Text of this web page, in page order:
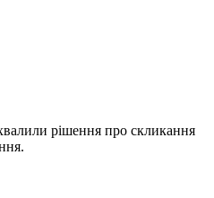
рішення про скликання